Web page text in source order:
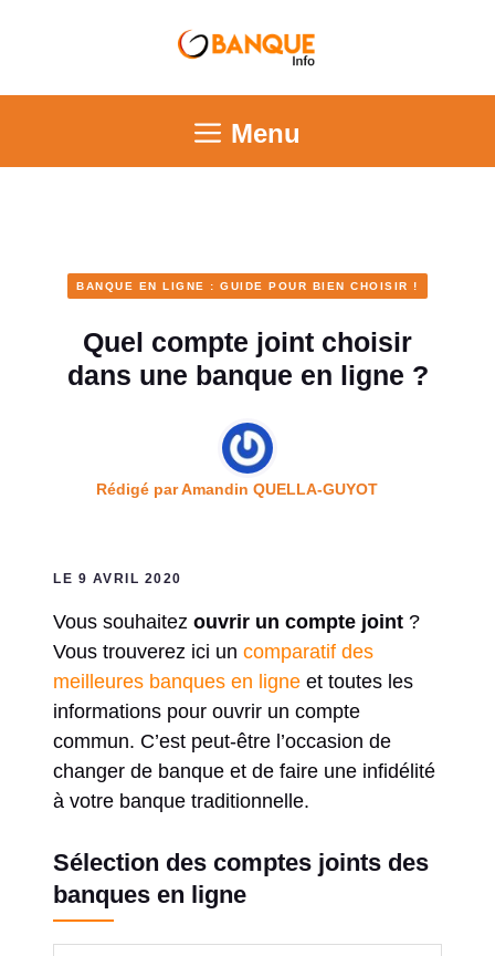
Menu
BANQUE EN LIGNE : GUIDE POUR BIEN CHOISIR !
Quel compte joint choisir
dans une banque en ligne ?
Rédigé parAmandin QUELLA-GUYOT
LE 9 AVRIL 2020
Vous souhaitez ouvrir un compte joint ?
Vous trouverez ici un comparatif des
meilleures banques en ligne et toutes les
informations pour ouvrir un compte
commun. C’est peut-être l’occasion de
changer de banque et de faire une infidélité
à votre banque traditionnelle.
Sélection des comptes joints des
banques en ligne